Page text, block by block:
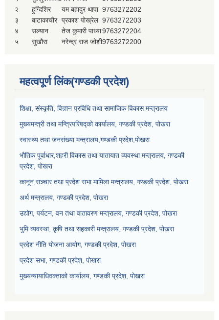
२
हुग्दिशिर यम बहादुर थापा 9763272202
३
बाटाकाचौर प्रकाश पोख्रेल 9763272203
४
सल्यान तेज कुमारी पाध्या9763272204
५
सुखौरा नरेन्द्र राज जोशी9763272200
महत्वपूर्ण लिंक(गण्डकी प्रदेश)
शिक्षा, संस्कृति, विज्ञान प्रविधि तथा सामाजिक विकास मन्त्रालय
मुख्यमन्त्री तथा मन्त्रिपरिषद्को कार्यालय, गण्डकी प्रदेश, पोखरा
स्वास्थ्य तथा जनसंख्या मन्त्रालय,गण्डकी प्रदेश,पोखरा
भौतिक पूर्वाधार,शहरी विकास तथा यातायात व्यवस्था मन्त्रालय, गण्डकी
प्रदेश, पोखरा
कानून,सञ्चार तथा प्रदेश सभा मामिला मन्त्रालय, गण्डकी प्रदेश, पोखरा
अर्थ मन्त्रालय, गण्डकी प्रदेश, पोखरा
उद्योग, पर्यटन, वन तथा वातावरण मन्त्रालय, गण्डकी प्रदेश, पोखरा
भुमि व्यवस्था, कृषि तथा सहकारी मन्त्रालय, गण्डकी प्रदेश, पोखरा
प्रदेश नीति योजना आयोग, गण्डकी प्रदेश, पोखरा
प्रदेश सभा, गण्डकी प्रदेश, पोखरा
मुख्यन्यायाधिवक्ताको कार्यालय, गण्डकी प्रदेश, पोखरा